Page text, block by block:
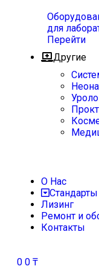
для
Перейти
Другие
О Нас
Лизинг
Ремонт и
Контакты
0 0 ₸